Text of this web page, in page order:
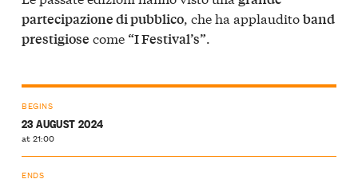
partecipazione di pubblico, che ha applauditoband
prestigiose come “I Festival’s”.
BEGINS
23 AUGUST 2024
at 21:00
ENDS